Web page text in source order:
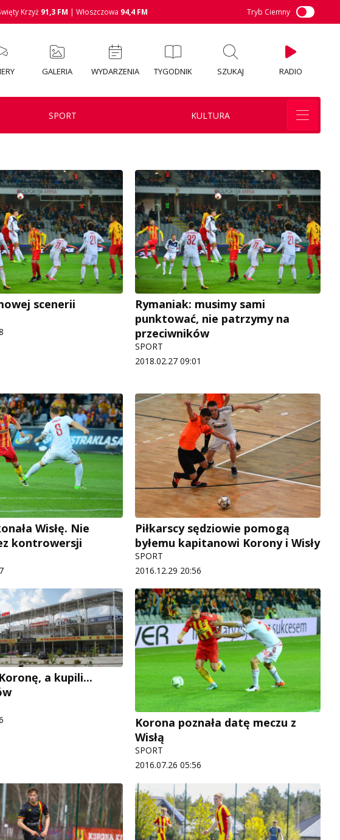
Krzyż 91,3 FM | Włoszczowa 94,4 FM Tryb Ciemny
GALERIA WYDARZENIA TYGODNIK SZUKAJ RADIO
SPORT KULTURA
scenerii
Rymaniak: musimy sami
punktować, nie patrzymy na
przeciwników
SPORT
2018.02.27 09:01
Wisłę. Nie
kontrowersji
Piłkarscy sędziowie pomogą
byłemu kapitanowi Korony i Wisły
SPORT
2016.12.29 20:56
a kupili...
Korona poznała datę meczu z
Wisłą
SPORT
2016.07.26 05:56